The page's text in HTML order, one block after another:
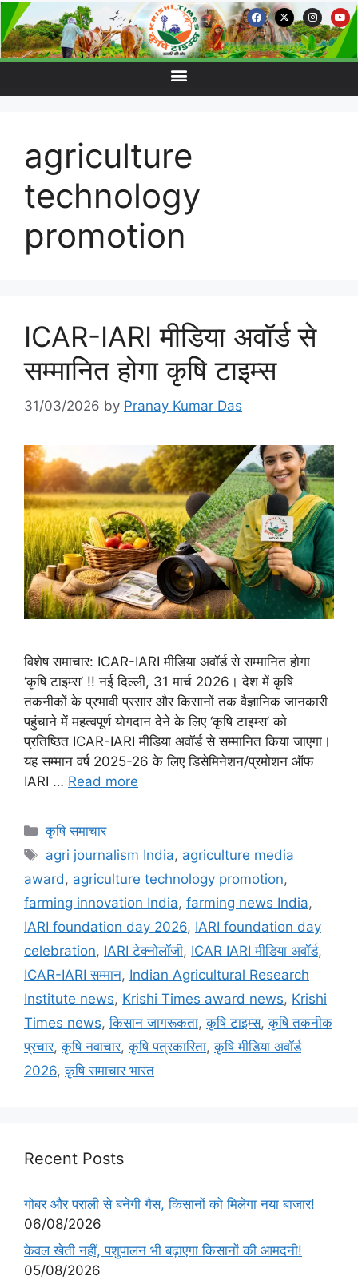
agriculture
technology
promotion
ICAR-IARI मीडिया अवॉर्ड से
सम्मानित होगा कृषि टाइम्स
31/03/2026 by Pranay Kumar Das
विशेष समाचार: ICAR-IARI मीडिया अवॉर्ड से सम्मानित होगा
‘कृषि टाइम्स’ !! नई दिल्ली, 31 मार्च 2026। देश में कृषि
तकनीकों के प्रभावी प्रसार और किसानों तक वैज्ञानिक जानकारी
पहुंचाने में महत्वपूर्ण योगदान देने के लिए ‘कृषि टाइम्स’ को
प्रतिष्ठित ICAR-IARI मीडिया अवॉर्ड से सम्मानित किया जाएगा।
यह सम्मान वर्ष 2025-26 के लिए डिसेमिनेशन/प्रमोशन ऑफ
IARI … Read more
कृषि समाचार
agri journalism India, agriculture media
award , agriculture technology promotion,
farming innovation India, farming news India,
IARI foundation day 2026, IARI foundation day
celebration, IARI टेक्नोलॉजी, ICAR IARI मीडिया अवॉर्ड,
ICAR-IARI सम्मान, Indian Agricultural Research
Institute news, Krishi Times award news, Krishi
Times news,किसान जागरूकता,कृषि टाइम्स,कृषि तकनीक
प्रचार,कृषि नवाचार,कृषि पत्रकारिता,कृषि मीडिया अवॉर्ड
2026,कृषि समाचार भारत
Recent Posts
गोबर और पराली से बनेगी गैस, किसानों को मिलेगा नया बाजार!
06/08/2026
केवल खेती नहीं, पशुपालन भी बढ़ाएगा किसानों की आमदनी!
05/08/2026